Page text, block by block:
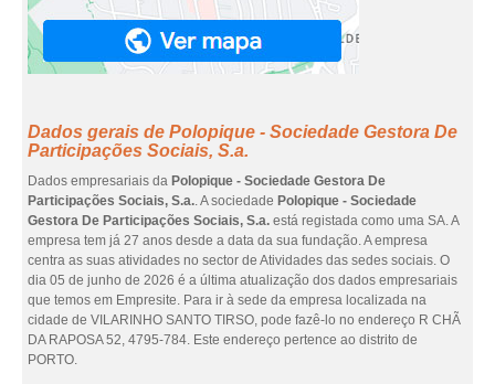
Dados gerais de Polopique - Sociedade Gestora De
Participações Sociais, S.a.
Dados empresariais da Polopique - Sociedade Gestora De
Participações Sociais, S.a.. A sociedade Polopique - Sociedade
Gestora De Participações Sociais, S.a. está registada como uma SA. A
empresa tem já 27 anos desde a data da sua fundação. A empresa
centra as suas atividades no sector de Atividades das sedes sociais. O
dia 05 de junho de 2026 é a última atualização dos dados empresariais
que temos em Empresite. Para ir à sede da empresa localizada na
cidade de VILARINHO SANTO TIRSO, pode fazê-lo no endereço R CHÃ
DA RAPOSA 52, 4795-784. Este endereço pertence ao distrito de
PORTO.